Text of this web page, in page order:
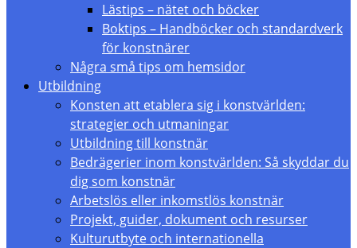
Lästips – nätet och böcker
Boktips – Handböcker och standardverk
för konstnärer
Några små tips om hemsidor
Utbildning
Konsten att etablera sig i konstvärlden:
strategier och utmaningar
Utbildning till konstnär
Bedrägerier inom konstvärlden: Så skyddar du
dig som konstnär
Arbetslös eller inkomstlös konstnär
Projekt, guider, dokument och resurser
Kulturutbyte och internationella